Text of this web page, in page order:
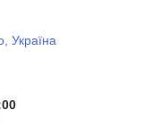
Україна